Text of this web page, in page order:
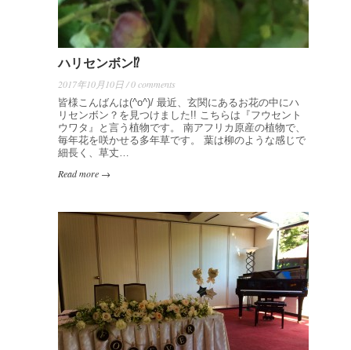
ハリセンボン⁉️
2017年10月10日 / 0 comments
皆様こんばんは(^o^)/ 最近、玄関にあるお花の中にハ
リセンボン？を見つけました!! こちらは『フウセント
ウワタ』と言う植物です。 南アフリカ原産の植物で、
毎年花を咲かせる多年草です。 葉は柳のような感じで
細長く、草丈…
Read more →